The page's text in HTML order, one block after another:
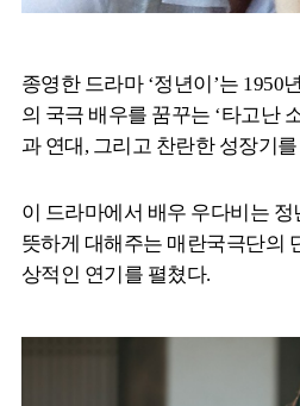
종영한 드라마 ‘정년이’는 1950
의 국극 배우를 꿈꾸는 ‘타고난
과 연대, 그리고 찬란한 성장기
이 드라마에서 배우 우다비는
뜻하게 대해주는 매란국극단의
상적인 연기를 펼쳤다.